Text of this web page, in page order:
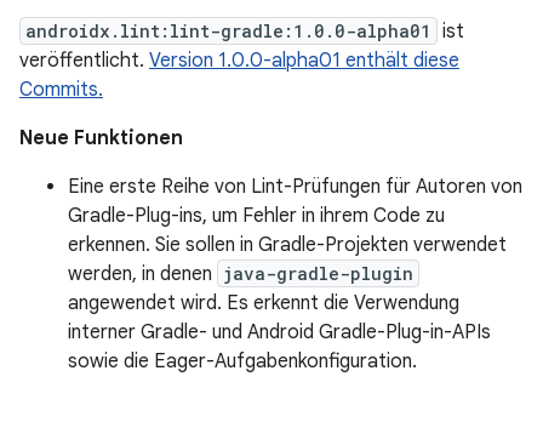
androidx.lint:lint-gradle:1.0.0-alpha01
ist
veröffentlicht. Version 1.0.0-alpha01 enthält diese
Commits.
Neue Funktionen
Eine erste Reihe von Lint-Prüfungen für Autoren von
Gradle-Plug-ins, um Fehler in ihrem Code zu
erkennen. Sie sollen in Gradle-Projekten verwendet
werden, in denen java-gradle-plugin
angewendet wird. Es erkennt die Verwendung
interner Gradle- und Android Gradle-Plug-in-APIs
sowie die Eager-Aufgabenkonfiguration.